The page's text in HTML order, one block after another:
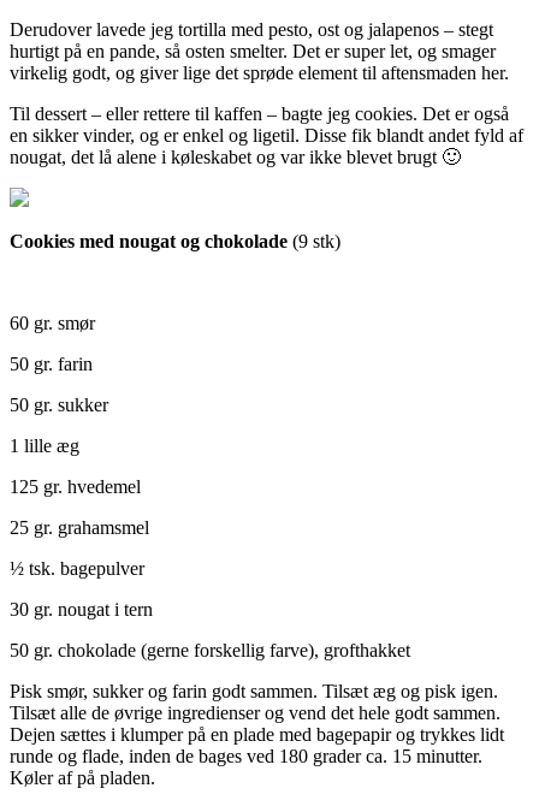
Derudover lavede jeg tortilla med pesto, ost og jalapenos – stegt
hurtigt på en pande, så osten smelter. Det er super let, og smager
virkelig godt, og giver lige det sprøde element til aftensmaden her.
Til dessert – eller rettere til kaffen – bagte jeg cookies. Det er også
en sikker vinder, og er enkel og ligetil. Disse fik blandt andet fyld af
nougat, det lå alene i køleskabet og var ikke blevet brugt 🙂
Cookies med nougat og chokolade (9 stk)
60 gr. smør
50 gr. farin
50 gr. sukker
1 lille æg
125 gr. hvedemel
25 gr. grahamsmel
½ tsk. bagepulver
30 gr. nougat i tern
50 gr. chokolade (gerne forskellig farve), grofthakket
Pisk smør, sukker og farin godt sammen. Tilsæt æg og pisk igen.
Tilsæt alle de øvrige ingredienser og vend det hele godt sammen.
Dejen sættes i klumper på en plade med bagepapir og trykkes lidt
runde og flade, inden de bages ved 180 grader ca. 15 minutter.
Køler af på pladen.